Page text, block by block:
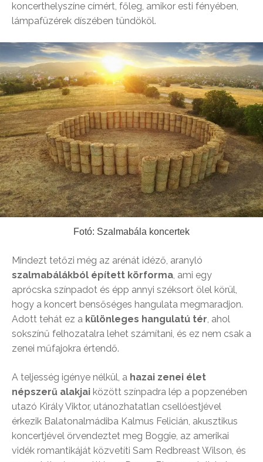
koncerthelyszíne címért, főleg, amikor esti fényében,
lámpafüzérek díszében tündököl.
Fotó: Szalmabála koncertek
Mindezt tetőzi még az arénát idéző, aranyló
szalmabálákból épített körforma, ami egy
aprócska színpadot és épp annyi széksort ölel körül,
hogy a koncert bensőséges hangulata megmaradjon.
Adott tehát ez a különleges hangulatú tér, ahol
sokszínű felhozatalra lehet számítani, és ez nem csak a
zenei műfajokra értendő.
A teljesség igénye nélkül, a hazai zenei élet
népszerű alakjai között színpadra lép a popzenében
utazó Király Viktor, utánozhatatlan csellóestjével
érkezik Balatonalmádiba Kalmus Felicián, akusztikus
koncertjével örvendeztet meg Boggie, az amerikai
vidék romantikáját közvetíti Sam Redbreast Wilson, és